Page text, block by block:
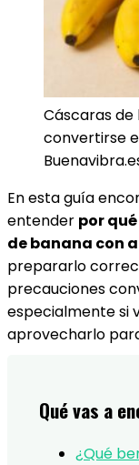
Cáscaras
convertirse
En esta guía
entender por
de banana con
prepararlo
precauciones
especialmente si
aprovecharlo
Qué vas a
¿Qué